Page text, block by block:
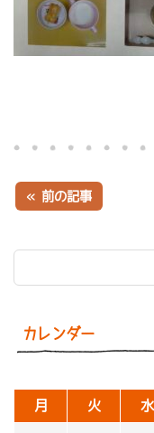
カレンダー
月 火 水
« 前の記事